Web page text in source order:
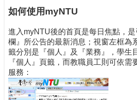
物
務
服
務
專
題
報
如何使用myNTU
進入myNTU後的首頁是每日焦點，
欄』所公告的最新消息；視窗左框為
籤分別是『個人』及『業務』，學生
『個人』頁籤，而教職員工則可依需
服務：